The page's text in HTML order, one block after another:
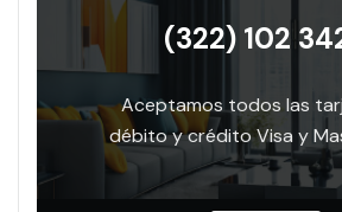
(322) 102
Aceptamos todos las
débito y crédito Visa y